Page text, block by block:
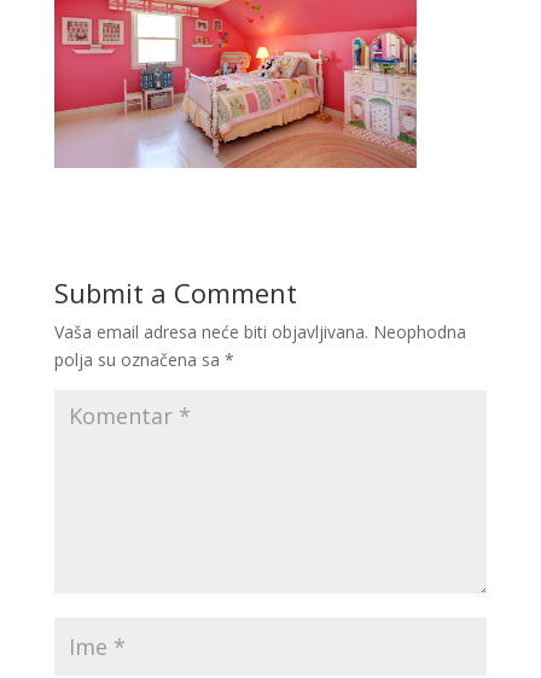
Submit a Comment
Vaša email adresa neće biti objavljivana. Neophodna
polja su označena sa *